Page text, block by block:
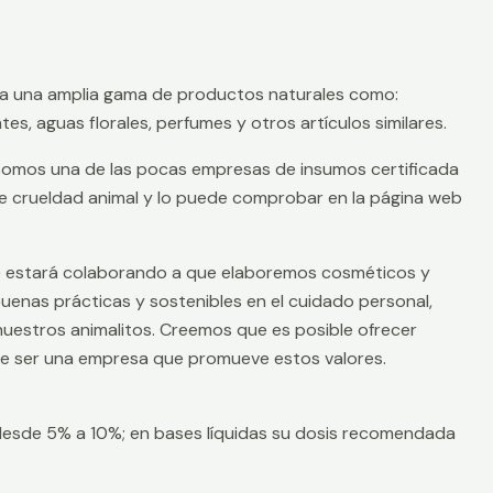
una amplia gama de productos naturales como:
aguas florales, perfumes y otros artículos similares.
una de las pocas empresas de insumos certificada
animal y lo puede comprobar en la página web
colaborando a que elaboremos cosméticos y
prácticas y sostenibles en el cuidado personal,
animalitos. Creemos que es posible ofrecer
una empresa que promueve estos valores.
5% a 10%; en bases líquidas su dosis recomendada